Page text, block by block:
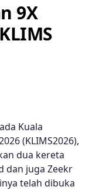
9X
Kuala
(KLIMS2026),
dua kereta
dan juga Zeekr
telah dibuka